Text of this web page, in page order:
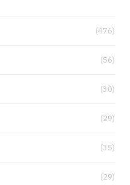
(476)
(56)
(30)
(29)
(35)
(29)